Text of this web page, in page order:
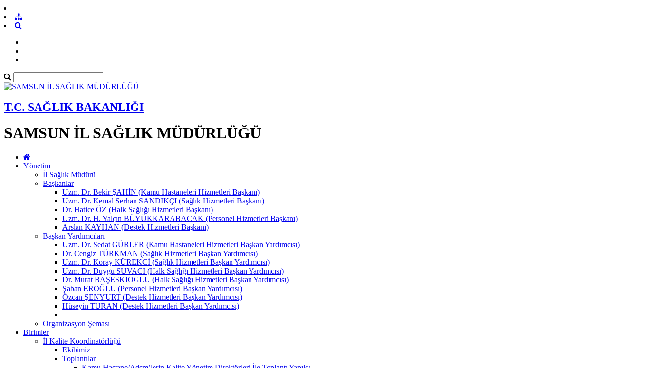
T.C. SAĞLIK BAKANLIĞI
SAMSUN İL SAĞLIK MÜDÜRLÜĞÜ
Yönetim
İl Sağlık Müdürü
Başkanlar
Uzm. Dr. Bekir ŞAHİN (Kamu Hastaneleri Hizmetleri Başkanı)
Uzm. Dr. Kemal Serhan SANDIKÇI (Sağlık Hizmetleri Başkanı)
Dr. Hatice ÖZ (Halk Sağlığı Hizmetleri Başkanı)
Uzm. Dr. H. Yalçın BÜYÜKKARABACAK (Personel Hizmetleri Başkanı)
Arslan KAYHAN (Destek Hizmetleri Başkanı)
Başkan Yardımcıları
Uzm. Dr. Sedat GÜRLER (Kamu Hastaneleri Hizmetleri Başkan Yardımcısı)
Dr. Cengiz TÜRKMAN (Sağlık Hizmetleri Başkan Yardımcısı)
Uzm. Dr. Koray KÜREKCİ (Sağlık Hizmetleri Başkan Yardımcısı)
Uzm. Dr. Duygu SUVACI (Halk Sağlığı Hizmetleri Başkan Yardımcısı)
Dr. Murat BAŞESKİOĞLU (Halk Sağlığı Hizmetleri Başkan Yardımcısı)
Şaban EROĞLU (Personel Hizmetleri Başkan Yardımcısı)
Özcan ŞENYURT (Destek Hizmetleri Başkan Yardımcısı)
Hüseyin TURAN (Destek Hizmetleri Başkan Yardımcısı)
Organizasyon Şeması
Birimler
İl Kalite Koordinatörlüğü
Ekibimiz
Toplantılar